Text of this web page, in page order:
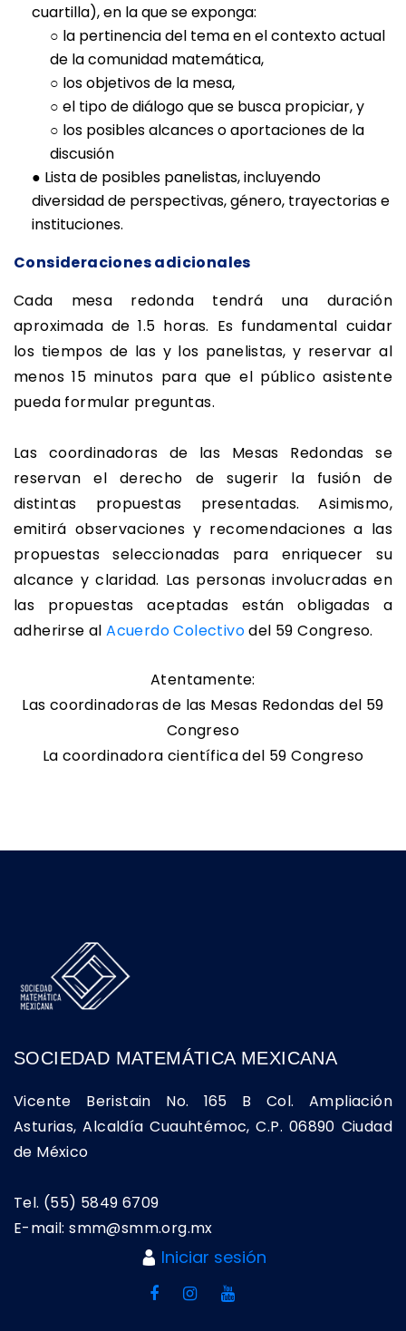
cuartilla), en la que se exponga:
○ la pertinencia del tema en el contexto actual
de la comunidad matemática,
○ los objetivos de la mesa,
○ el tipo de diálogo que se busca propiciar, y
○ los posibles alcances o aportaciones de la
discusión
● Lista de posibles panelistas, incluyendo
diversidad de perspectivas, género, trayectorias e
instituciones.
Consideraciones adicionales
Cada mesa redonda tendrá una duración
aproximada de 1.5 horas. Es fundamental cuidar
los tiempos de las y los panelistas, y reservar al
menos 15 minutos para que el público asistente
pueda formular preguntas.
Las coordinadoras de las Mesas Redondas se
reservan el derecho de sugerir la fusión de
distintas propuestas presentadas. Asimismo,
emitirá observaciones y recomendaciones a las
propuestas seleccionadas para enriquecer su
alcance y claridad. Las personas involucradas en
las propuestas aceptadas están obligadas a
adherirse alAcuerdo Colectivodel 59 Congreso.
Atentamente:
Las coordinadoras de las Mesas Redondas del 59
Congreso
La coordinadora científica del 59 Congreso
SOCIEDAD MATEMÁTICA MEXICANA
Vicente Beristain No. 165 B Col. Ampliación
Asturias, Alcaldía Cuauhtémoc, C.P. 06890 Ciudad
de México
Tel. (55) 5849 6709
E-mail: smm@smm.org.mx
Iniciar sesión